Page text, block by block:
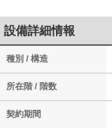
設備詳細情報
種別 / 構造
所在階 / 階数
契約期間